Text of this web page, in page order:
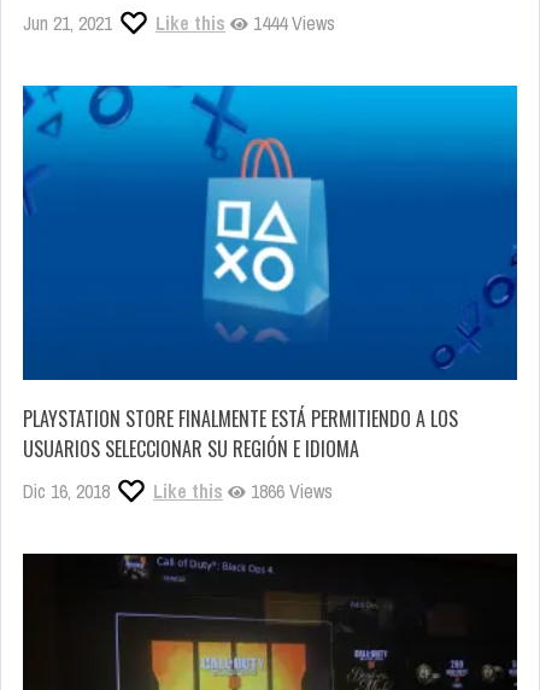
Jun 21, 2021 Like this 1444 Views
PLAYSTATION STORE FINALMENTE ESTÁ PERMITIENDO A LOS
USUARIOS SELECCIONAR SU REGIÓN E IDIOMA
Dic 16, 2018 Like this 1866 Views